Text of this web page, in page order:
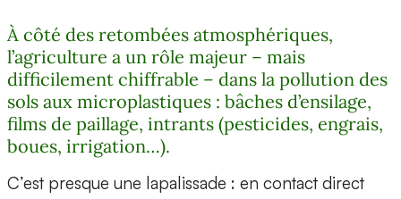
À côté des retombées atmosphériques,
l’agriculture a un rôle majeur – mais
difficilement chiffrable – dans la pollution des
sols aux microplastiques : bâches d’ensilage,
films de paillage, intrants (pesticides, engrais,
boues, irrigation…).
C’est presque une lapalissade : en contact direct